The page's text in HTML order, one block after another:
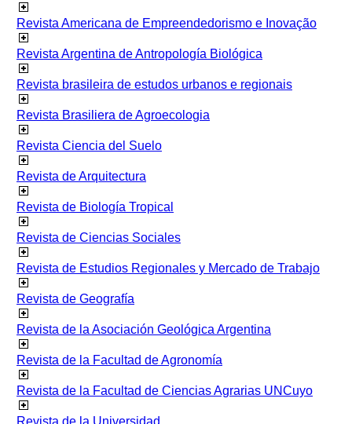
Revista Americana de Empreendedorismo e Inovação
Revista Argentina de Antropología Biológica
Revista brasileira de estudos urbanos e regionais
Revista Brasiliera de Agroecologia
Revista Ciencia del Suelo
Revista de Arquitectura
Revista de Biología Tropical
Revista de Ciencias Sociales
Revista de Estudios Regionales y Mercado de Trabajo
Revista de Geografía
Revista de la Asociación Geológica Argentina
Revista de la Facultad de Agronomía
Revista de la Facultad de Ciencias Agrarias UNCuyo
Revista de la Universidad